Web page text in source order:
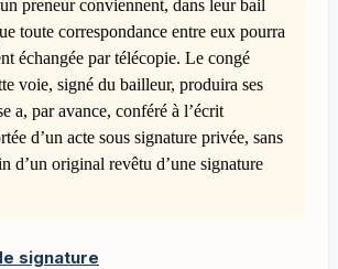
preneur conviennent, dans leur bail
toute correspondance entre eux pourra
échangée par télécopie. Le congé
voie, signé du bailleur, produira ses
a, par avance, conféré à l’écrit
d’un acte sous signature privée, sans
d’un original revêtu d’une signature
signature